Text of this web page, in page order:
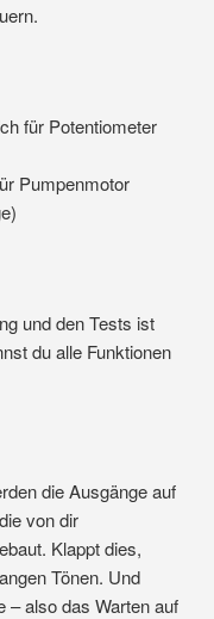
für Potentiometer
Pumpenmotor
und den Tests ist
du alle Funktionen
die Ausgänge auf
von dir
Klappt dies,
Tönen. Und
– also das Warten auf